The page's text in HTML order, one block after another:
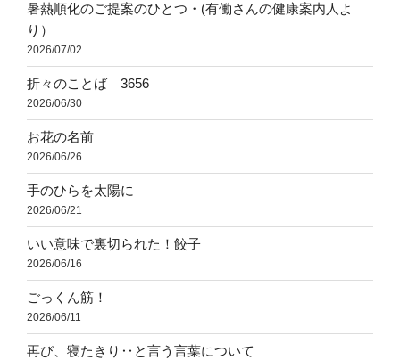
暑熱順化のご提案のひとつ・(有働さんの健康案内人よ
り）
2026/07/02
折々のことば 3656
2026/06/30
お花の名前
2026/06/26
手のひらを太陽に
2026/06/21
いい意味で裏切られた！餃子
2026/06/16
ごっくん筋！
2026/06/11
再び、寝たきり‥と言う言葉について